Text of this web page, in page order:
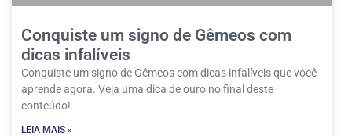
Conquiste um signo de Gêmeos com
dicas infalíveis
Conquiste um signo de Gêmeos com dicas infalíveis que você
aprende agora. Veja uma dica de ouro no final deste
conteúdo!
LEIA MAIS »